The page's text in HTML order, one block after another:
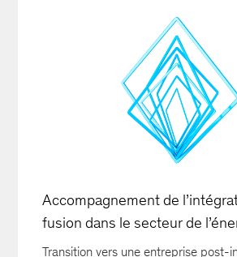
Accompagnement de
fusion dans le secteur de
Transition vers une entreprise post-